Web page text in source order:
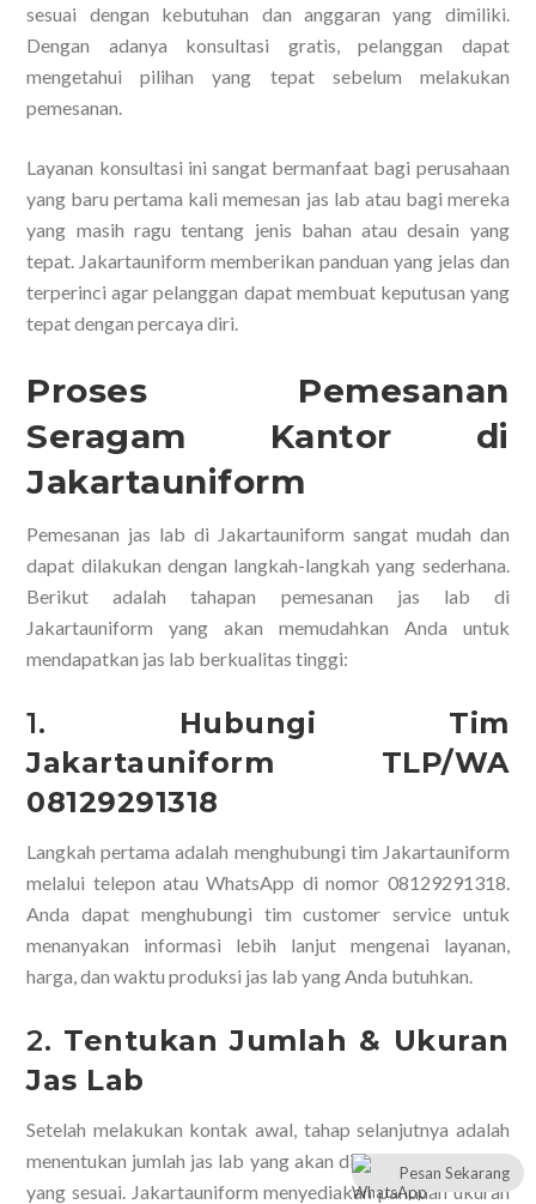
sesuai dengan kebutuhan dan anggaran yang dimiliki.
Dengan adanya konsultasi gratis, pelanggan dapat
mengetahui pilihan yang tepat sebelum melakukan
pemesanan.
Layanan konsultasi ini sangat bermanfaat bagi perusahaan
yang baru pertama kali memesan jas lab atau bagi mereka
yang masih ragu tentang jenis bahan atau desain yang
tepat. Jakartauniform memberikan panduan yang jelas dan
terperinci agar pelanggan dapat membuat keputusan yang
tepat dengan percaya diri.
Proses Pemesanan
Seragam Kantor di
Jakartauniform
Pemesanan jas lab di Jakartauniform sangat mudah dan
dapat dilakukan dengan langkah-langkah yang sederhana.
Berikut adalah tahapan pemesanan jas lab di
Jakartauniform yang akan memudahkan Anda untuk
mendapatkan jas lab berkualitas tinggi:
1. Hubungi Tim
Jakartauniform TLP/WA
08129291318
Langkah pertama adalah menghubungi tim Jakartauniform
melalui telepon atau WhatsApp di nomor 08129291318.
Anda dapat menghubungi tim customer service untuk
menanyakan informasi lebih lanjut mengenai layanan,
harga, dan waktu produksi jas lab yang Anda butuhkan.
2. Tentukan Jumlah & Ukuran
Jas Lab
Setelah melakukan kontak awal, tahap selanjutnya adalah
menentukan jumlah jas lab yang akan dipesan serta ukuran
yang sesuai. Jakartauniform menyediakan panduan ukuran
Pesan Sekarang